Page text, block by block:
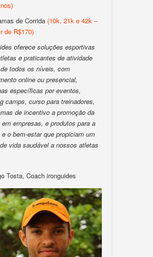
de Corrida (10k, 21k e 42k –
de R$170)
oferece soluções esportivas
e praticantes de atividade
todos os níveis, com
online ou presencial,
específicas por eventos,
camps, curso para treinadores,
de incentivo a promoção da
em empresas, e produtos para a
e o bem-estar que propiciam um
vida saudável a nossos atletas
Tosta, Coach ironguides